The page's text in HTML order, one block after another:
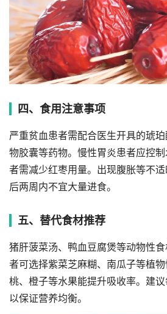
四、食用注意事项
严重贫血患者需配合医生开具的琥
物胶囊等药物。慢性胃炎患者应控
者需减少红枣用量。出现腹胀等不
后两周内不宜大量进食。
五、替代食材推荐
猪肝菠菜汤、鸭血豆腐煲等动物性
者可选择紫菜芝麻糊、南瓜子等植
桃、橙子等水果能提升吸收率。建
以保证营养均衡。